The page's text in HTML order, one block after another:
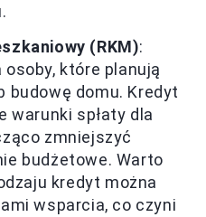
(RKM):
które planują
budowę domu. Kredyt
warunki spłaty dla
zmniejszyć
budżetowe. Warto
kredyt można
wsparcia, co czyni